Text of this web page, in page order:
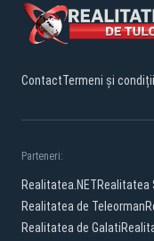
ContactTermeni și condiții
Parteneri:
Realitatea.NETRealitatea
Realitatea de Teleorman
Realitatea de Galati